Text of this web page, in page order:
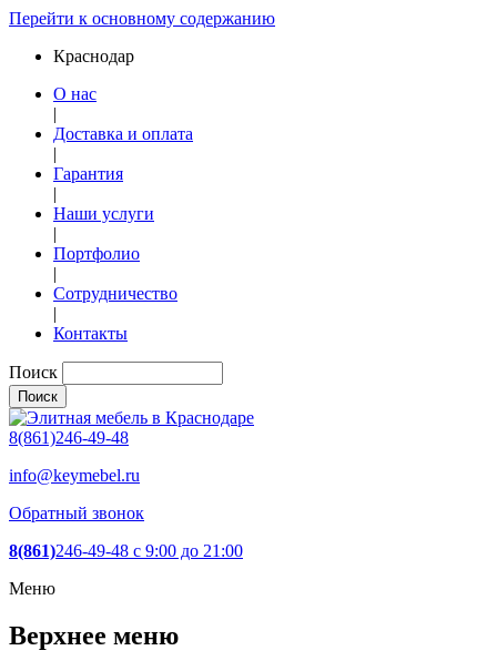
Перейти к основному содержанию
Краснодар
О нас
|
Доставка и оплата
|
Гарантия
|
Наши услуги
|
Портфолио
|
Сотрудничество
|
Контакты
Поиск
8(861)246-49-48
info@keymebel.ru
Обратный звонок
8(861)246-49-48 c 9:00 до 21:00
Меню
Верхнее меню